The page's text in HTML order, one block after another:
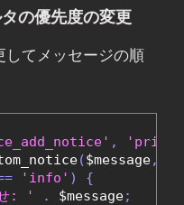
の優先度の変更
してメッセージの順
,
($message,
'info' )
{
: ' . $message;